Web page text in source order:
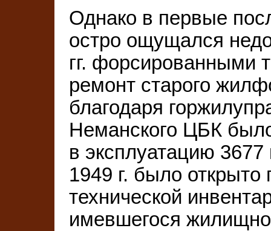
Однако в первые
остро ощущался
гг. форсированными
ремонт старого
благодаря
Неманского ЦБК
в эксплуатацию
1949 г. было открыто
технической
имевшегося